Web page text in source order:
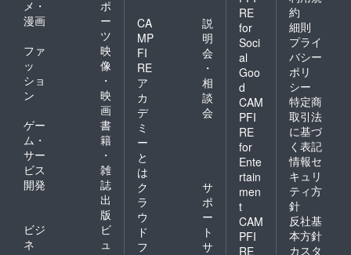
メ・
漫画
ポ
ー
ツ
ファ
ッ
ショ
ン
映
像
・
映
画
ゲー
ム・
サー
ビス
開発
書
籍
・
雑
誌
出
版
ビジ
ネ
ビ
ュ
CA
MP
FI
RE
ア
カ
デ
ミ
ー
と
は
説
明
会
・
相
談
会
ク
ラ
ウ
ド
フ
サ
ポ
ー
ト
サ
RE
for
Soci
al
Goo
d
CAM
PFI
RE
for
Ente
rtain
men
t
CAM
PFI
RE
約
細則
プライ
バシー
ポリ
シー
特定商
取引法
に基づ
く表記
情報セ
キュリ
ティ方
針
反社基
本方針
カスタ